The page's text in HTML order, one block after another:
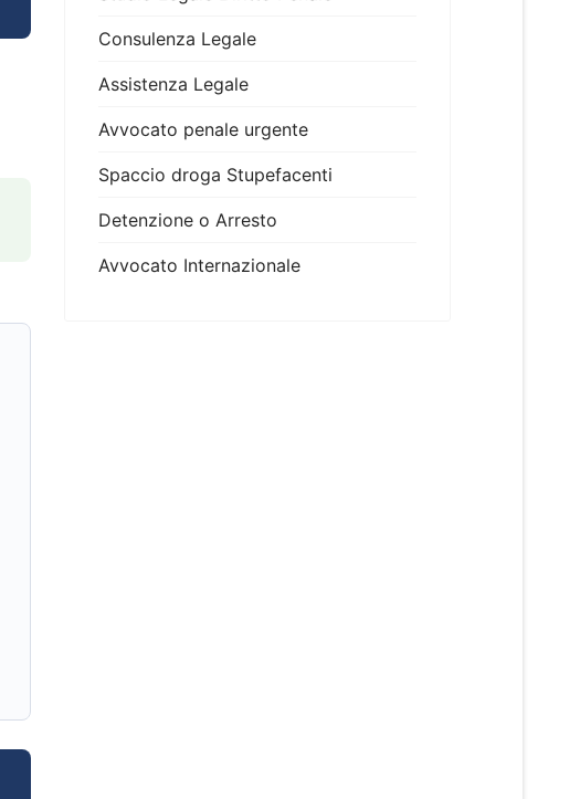
Consulenza Legale
Assistenza Legale
Avvocato penale urgente
Spaccio droga Stupefacenti
Detenzione o Arresto
Avvocato Internazionale